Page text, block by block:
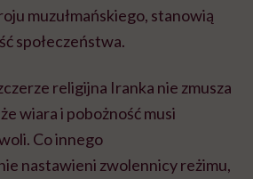
muzułmańskiego, stanowią
społeczeństwa.
religijna Iranka nie zmusza
wiara i pobożność musi
Co innego
nastawieni zwolennicy reżimu,